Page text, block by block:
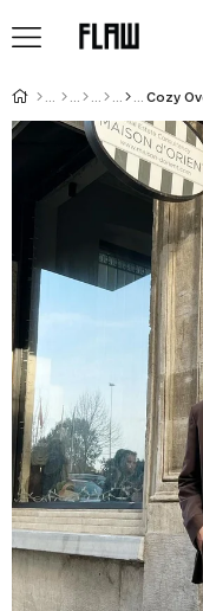
Cozy